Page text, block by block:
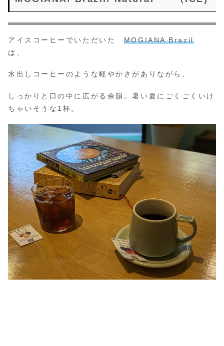
アイスコーヒーでいただいた MOGIANA Brazil
は、
水出しコーヒーのような軽やかさがありながら、
しっかりと口の中に広がる余韻。暑い夏にごくごくいけ
ちゃいそうな1杯。